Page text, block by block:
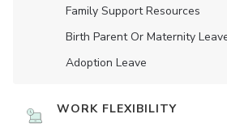
Family Support Resources
Birth Parent Or Maternity
Adoption Leave
WORK FLEXIBILITY